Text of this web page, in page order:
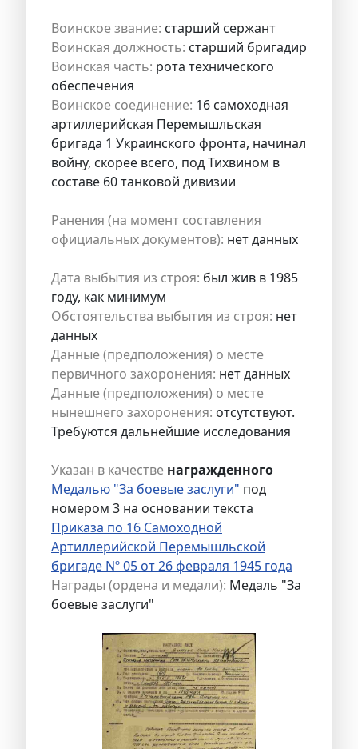
Воинское звание: старший сержант
Воинская должность: старший бригадир
Воинская часть: рота технического
обеспечения
Воинское соединение: 16 самоходная
артиллерийская Перемышльская
бригада 1 Украинского фронта, начинал
войну, скорее всего, под Тихвином в
составе 60 танковой дивизии
Ранения (на момент составления
официальных документов): нет данных
Дата выбытия из строя: был жив в 1985
году, как минимум
Обстоятельства выбытия из строя: нет
данных
Данные (предположения) о месте
первичного захоронения: нет данных
Данные (предположения) о месте
нынешнего захоронения: отсутствуют.
Требуются дальнейшие исследования
Указан в качестве награжденного
Медалью "За боевые заслуги" под
номером 3 на основании текста
Приказа по 16 Самоходной
Артиллерийской Перемышльской
бригаде Nº 05 от 26 февраля 1945 года
Награды (ордена и медали): Медаль "За
боевые заслуги"